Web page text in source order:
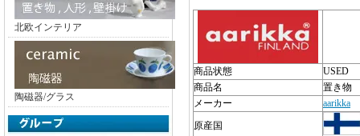
北欧インテリア
陶磁器/グラス
商品状態
USED
商品名
置き物
メーカー
aarikka
原産国